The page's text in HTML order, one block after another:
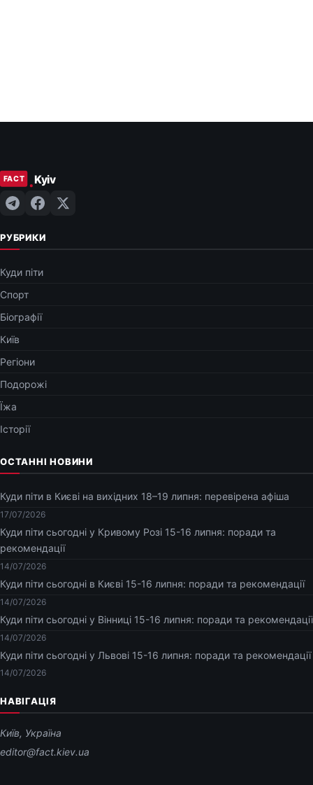
РУБРИКИ
Куди піти
Спорт
Біографії
Київ
Регіони
Подорожі
Їжа
Історії
ОСТАННІ НОВИНИ
Куди піти в Києві на вихідних 18–19 липня: перевірена афіша
17/07/2026
Куди піти сьогодні у Кривому Розі 15-16 липня: поради та
рекомендації
14/07/2026
Куди піти сьогодні в Києві 15-16 липня: поради та рекомендації
14/07/2026
Куди піти сьогодні у Вінниці 15-16 липня: поради та рекомендації
14/07/2026
Куди піти сьогодні у Львові 15-16 липня: поради та рекомендації
14/07/2026
НАВІГАЦІЯ
Київ, Україна
editor@fact.kiev.ua